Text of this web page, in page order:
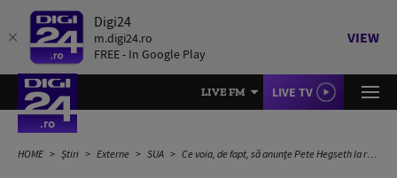
Digi24
m.digi24.ro
FREE - In Google Play
VIEW
LIVE FM LIVE TV
HOME Știri Externe SUA Ce voia, de fapt, să anunțe Pete Hegseth la reuniunea NATO de la Bruxelles. Planul a picat după ce i-a fost prezentat lui Marco Rubio